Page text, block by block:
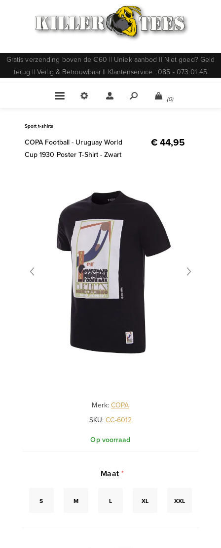
Gratis verzending boven de €60 || Uniek aanbod || Niet goed? Geld
terug || Veilig & Betrouwbaar || Klantenservice : 085 - 073 01 45
(0)
Sport t-shirts
COPA Football - Uruguay World
Cup 1930 Poster T-Shirt - Zwart
€ 44,95
Merk: COPA
SKU: CC-6012
Op voorraad
Maat*
S M L XL XXL